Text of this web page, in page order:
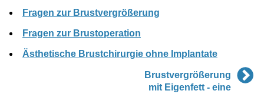
Fragen zur Brustvergrößerung
Fragen zur Brustoperation
Ästhetische Brustchirurgie ohne Implantate
Brustvergrößerung
mit Eigenfett - eine